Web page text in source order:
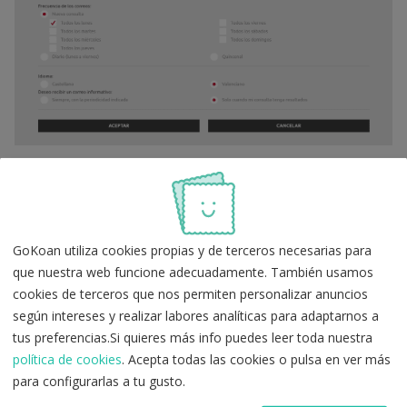
Para tomar las
mejores decisiones,
no hay nada como
estar informado, así
GoKoan utiliza cookies propias y de terceros necesarias para
que nuestra web funcione adecuadamente. También usamos
cookies de terceros que nos permiten personalizar anuncios
según intereses y realizar labores analíticas para adaptarnos a
tus preferencias.Si quieres más info puedes leer toda nuestra
política de cookies. Acepta todas las cookies o pulsa en ver más
para configurarlas a tu gusto.